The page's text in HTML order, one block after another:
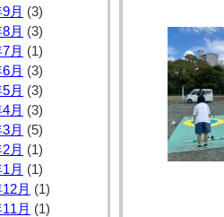
月 (3)
月 (3)
月 (1)
月 (3)
月 (3)
月 (3)
月 (5)
月 (1)
月 (1)
月 (1)
月 (1)